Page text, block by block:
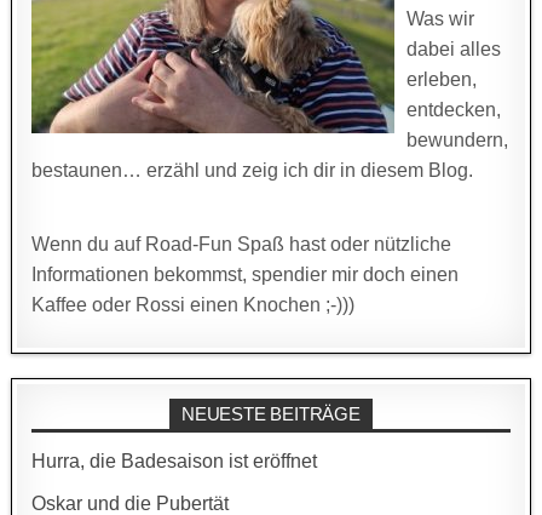
Was wir
dabei alles
erleben,
entdecken,
bewundern,
bestaunen… erzähl und zeig ich dir in diesem Blog.
Wenn du auf Road-Fun Spaß hast oder nützliche
Informationen bekommst, spendier mir doch einen
Kaffee oder Rossi einen Knochen ;-)))
NEUESTE BEITRÄGE
Hurra, die Badesaison ist eröffnet
Oskar und die Pubertät